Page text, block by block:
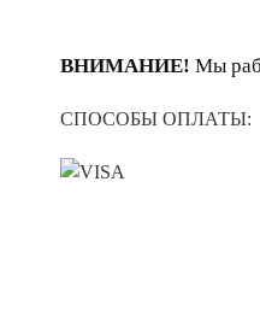
ВНИМАНИЕ! Мы
СПОСОБЫ ОПЛАТЫ: